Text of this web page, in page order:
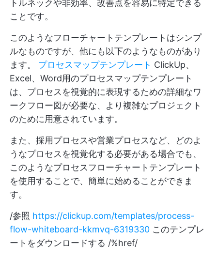
トルネックや非効率、改善点を容易に特定できる
ことです。
このようなフローチャートテンプレートはシンプ
ルなものですが、他にも以下のようなものがあり
ます。 プロセスマップテンプレート ClickUp、
Excel、Word用のプロセスマップテンプレート
は、プロセスを視覚的に表現するための詳細なワ
ークフロー図が必要な、より複雑なプロジェクト
のために用意されています。
また、採用プロセスや営業プロセスなど、どのよ
うなプロセスを視覚化する必要がある場合でも、
このようなプロセスフローチャートテンプレート
を使用することで、簡単に始めることができま
す。
/参照 https://clickup.com/templates/process-
flow-whiteboard-kkmvq-6319330 このテンプレ
ートをダウンロードする /%href/